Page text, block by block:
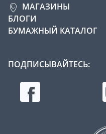
МАГАЗИНЫ
БЛОГИ
БУМАЖНЫЙ КАТАЛОГ
ПОДПИСЫВАЙТЕСЬ: